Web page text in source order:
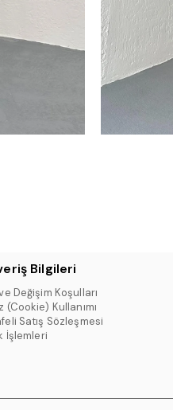
Bilgileri
Değişim Koşulları
(Cookie) Kullanımı
Satış Sözleşmesi
İşlemleri